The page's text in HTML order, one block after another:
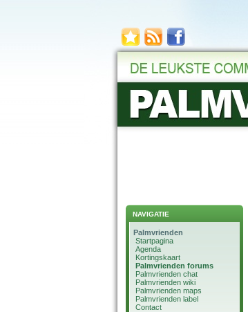
NAVIGATIE
Palmvrienden
Startpagina
Agenda
Kortingskaart
Palmvrienden forums
Palmvrienden chat
Palmvrienden wiki
Palmvrienden maps
Palmvrienden label
Contact